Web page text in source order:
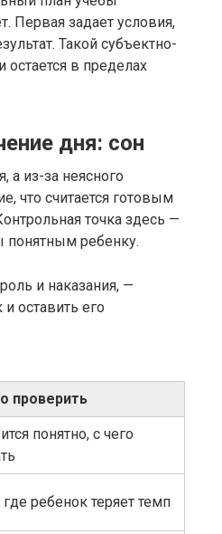
Первая задает условия,
Такой субъектно-
в пределах
дня: сон
а из-за неясного
что считается готовым
точка здесь —
понятным ребенку.
и наказания, —
оставить его
проверить
понятно, с чего
ребенок теряет темп